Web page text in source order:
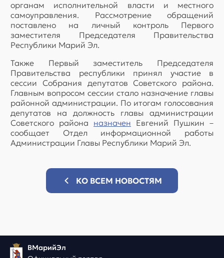
органам исполнительной власти и местного
самоуправления. Рассмотрение обращений
поставлено на личный контроль Первого
заместителя Председателя Правительства
Республики Марий Эл.
Также Первый заместитель Председателя
Правительства республики принял участие в
сессии Собрания депутатов Советского района.
Главным вопросом сессии стало назначение главы
районной администрации. По итогам голосования
депутатов на должность главы администрации
Советского района назначен Евгений Пушкин –
сообщает Отдел информационной работы
Администрации Главы Республики Марий Эл.
КО ВСЕМ НОВОСТЯМ
ВМарийЭл